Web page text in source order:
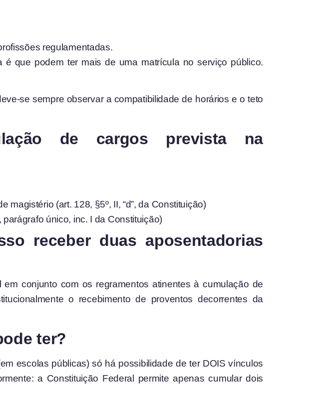
regulamentadas.
que podem ter mais de uma matrícula no serviço público.
se sempre observar a compatibilidade de horários e o teto
de cargos prevista na
(art. 128, §5º, II, “d”, da Constituição)
único, inc. I da Constituição)
receber duas aposentadorias
conjunto com os regramentos atinentes à cumulação de
o recebimento de proventos decorrentes da
ter?
escolas públicas) só há possibilidade de ter DOIS vínculos
a Constituição Federal permite apenas cumular dois